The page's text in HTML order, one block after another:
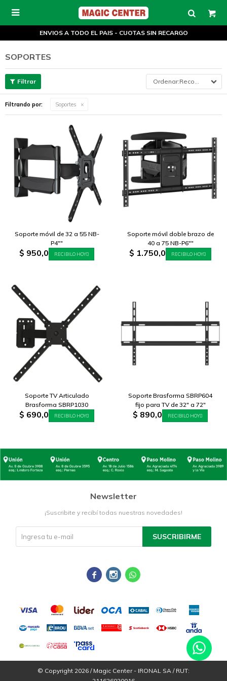

ENVIOS A TODO EL PAIS - CUOTAS SIN RECARGO
SOPORTES
Recomendados
Filtrando por: Soportes
Soporte móvil de 32 a 55 NB-
P4""
$ 950,0 RECIBILO HOY
Soporte móvil doble brazo de
40 a 75 NB-P6""
$ 1.750,0 RECIBILO HOY
Soporte TV Articulado
Brasforma SBRP1030
$ 690,0 RECIBILO HOY
Soporte Brasforma SBRP604
fijo para TV de 32" a 72"
$ 890,0 RECIBILO HOY
Newsletter
¡Suscribite y recibí todas nuestras novedades!
SUSCRIBIRME
  
© Copyright 2026 / Magic Center - IRONAL SA / RUT: